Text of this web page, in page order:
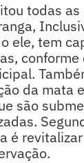
todas
ele, tem
conforme
da mata
são
é